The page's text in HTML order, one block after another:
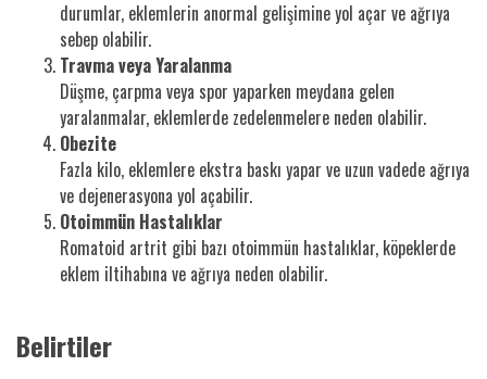
durumlar, eklemlerin anormal gelişimine yol açar ve ağrıya
sebep olabilir.
Travma veya Yaralanma
Düşme, çarpma veya spor yaparken meydana gelen
yaralanmalar, eklemlerde zedelenmelere neden olabilir.
Obezite
Fazla kilo, eklemlere ekstra baskı yapar ve uzun vadede ağrıya
ve dejenerasyona yol açabilir.
Otoimmün Hastalıklar
Romatoid artrit gibi bazı otoimmün hastalıklar, köpeklerde
eklem iltihabına ve ağrıya neden olabilir.
Belirtiler